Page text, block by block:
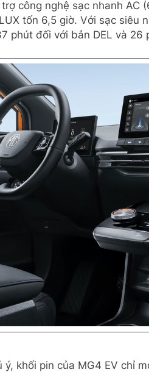
công nghệ sạc nhanh AC
tốn 6,5 giờ. Với sạc siêu
phút đối với bản DEL và 26
ý, khối pin của MG4 EV chỉ